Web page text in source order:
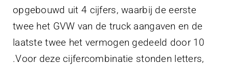
opgebouwd uit 4 cijfers, waarbij de eerste
twee het GVW van de truck aangaven en de
laatste twee het vermogen gedeeld door 10
.Voor deze cijfercombinatie stonden letters,